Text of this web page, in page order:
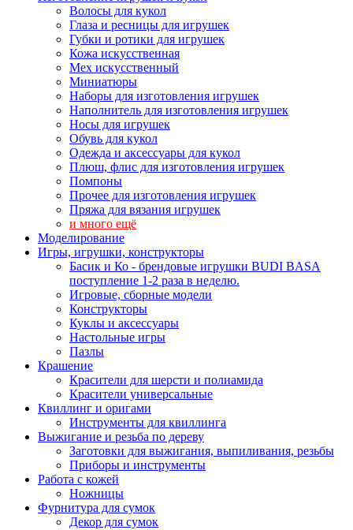
Волосы для кукол
Глаза и ресницы для игрушек
Губки и ротики для игрушек
Кожа искусственная
Мех искусственный
Миниатюры
Наборы для изготовления игрушек
Наполнитель для изготовления игрушек
Носы для игрушек
Обувь для кукол
Одежда и аксессуары для кукол
Плюш, флис для изготовления игрушек
Помпоны
Прочее для изготовления игрушек
Пряжа для вязания игрушек
и много ещё
Моделирование
Игры, игрушки, конструкторы
Басик и Ко - брендовые игрушки BUDI BASA
поступление 1-2 раза в неделю.
Игровые, сборные модели
Конструкторы
Куклы и аксессуары
Настольные игры
Пазлы
Крашение
Красители для шерсти и полиамида
Красители универсальные
Квиллинг и оригами
Инструменты для квиллинга
Выжигание и резьба по дереву
Заготовки для выжигания, выпиливания, резьбы
Приборы и инструменты
Работа с кожей
Ножницы
Фурнитура для сумок
Декор для сумок